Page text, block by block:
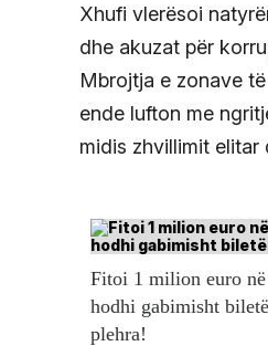
Xhufi vlerësoi
dhe akuzat për
Mbrojtja e zonave
ende lufton me
midis zhvillimit
Fitoi 1 milion euro
hodhi gabimisht
plehra!